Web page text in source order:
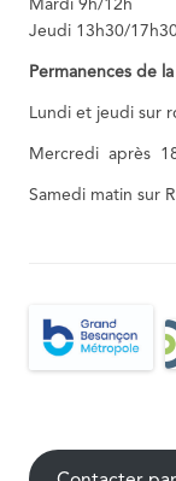
Jeudi 13h30/
Permanences de
Lundi et jeudi sur
Mercredi après
Samedi matin sur